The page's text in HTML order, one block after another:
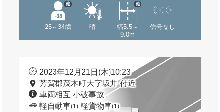
25～34歳
他
晴
幅5.5～
9.0m
他
信号なし
2023年12月21日(木)10:23
芳賀郡茂木町大字坂井 付近
車両相互 小破事故
軽自動車(1) 軽貨物車(1)